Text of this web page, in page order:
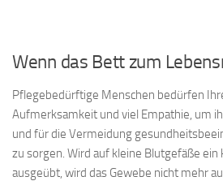
Wenn das Bett zum
Pflegebedürftige Menschen bedürfen
Aufmerksamkeit und viel Empathie, um
und für die Vermeidung
zu sorgen. Wird auf kleine Blutgefäße
ausgeübt, wird das Gewebe nicht mehr